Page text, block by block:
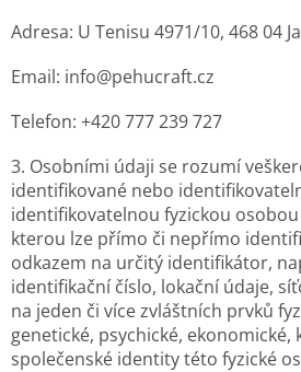
Adresa: U Tenisu 4971/10, 468 04
Email: info@pehucraft.cz
Telefon: +420 777 239 727
3. Osobními údaji se rozumí
identifikované nebo
identifikovatelnou fyzickou osobou
kterou lze přímo či nepřímo
odkazem na určitý identifikátor,
identifikační číslo, lokační údaje,
na jeden či více zvláštních prvků
genetické, psychické,
společenské identity této fyzické